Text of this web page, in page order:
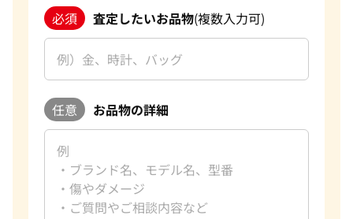
必須 査定したいお品物(複数入力可)
任意 お品物の詳細